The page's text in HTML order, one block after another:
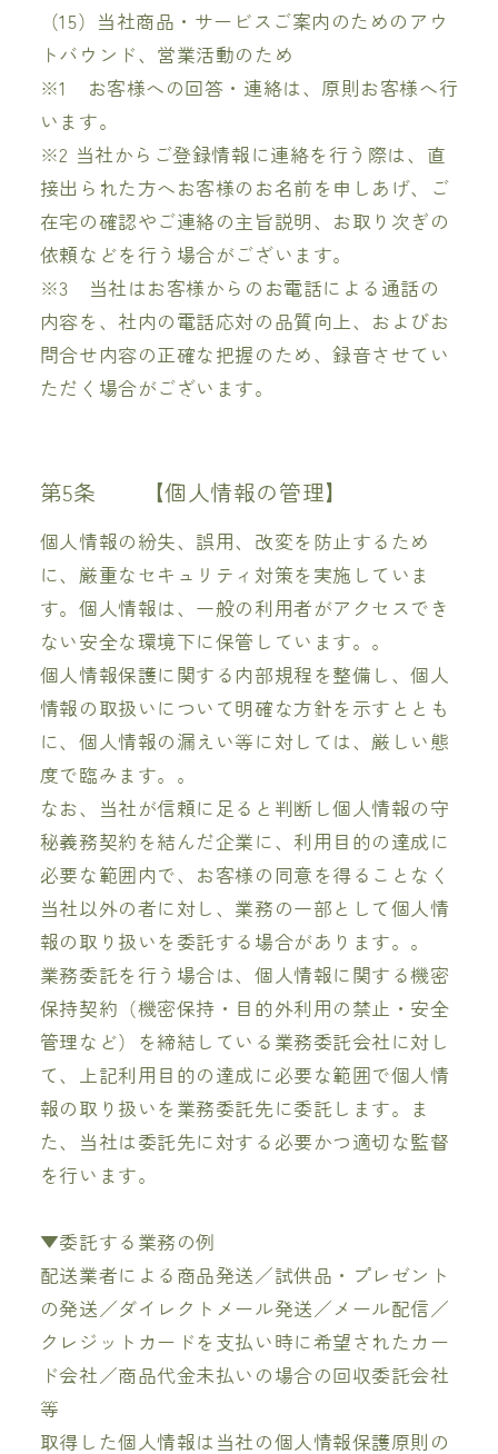
（15）当社商品・サービスご案内のためのアウ
トバウンド、営業活動のため
※1 お客様への回答・連絡は、原則お客様へ行
います。
※2 当社からご登録情報に連絡を行う際は、直
接出られた方へお客様のお名前を申しあげ、ご
在宅の確認やご連絡の主旨説明、お取り次ぎの
依頼などを行う場合がございます。
※3 当社はお客様からのお電話による通話の
内容を、社内の電話応対の品質向上、およびお
問合せ内容の正確な把握のため、録音させてい
ただく場合がございます。
第5条 【個人情報の管理】
個人情報の紛失、誤用、改変を防止するため
に、厳重なセキュリティ対策を実施していま
す。個人情報は、一般の利用者がアクセスでき
ない安全な環境下に保管しています。。
個人情報保護に関する内部規程を整備し、個人
情報の取扱いについて明確な方針を示すととも
に、個人情報の漏えい等に対しては、厳しい態
度で臨みます。。
なお、当社が信頼に足ると判断し個人情報の守
秘義務契約を結んだ企業に、利用目的の達成に
必要な範囲内で、お客様の同意を得ることなく
当社以外の者に対し、業務の一部として個人情
報の取り扱いを委託する場合があります。。
業務委託を行う場合は、個人情報に関する機密
保持契約（機密保持・目的外利用の禁止・安全
管理など）を締結している業務委託会社に対し
て、上記利用目的の達成に必要な範囲で個人情
報の取り扱いを業務委託先に委託します。ま
た、当社は委託先に対する必要かつ適切な監督
を行います。
▼委託する業務の例
配送業者による商品発送／試供品・プレゼント
の発送／ダイレクトメール発送／メール配信／
クレジットカードを支払い時に希望されたカー
ド会社／商品代金未払いの場合の回収委託会社
等
取得した個人情報は当社の個人情報保護原則の